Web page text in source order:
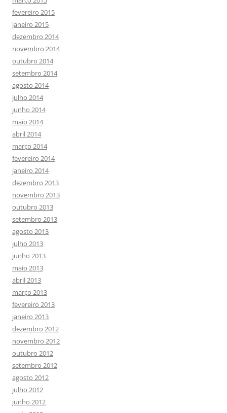
fevereiro 2015
janeiro 2015
dezembro 2014
novembro 2014
outubro 2014
setembro 2014
agosto 2014
julho 2014
junho 2014
maio 2014
abril 2014
março 2014
fevereiro 2014
janeiro 2014
dezembro 2013
novembro 2013
outubro 2013
setembro 2013
agosto 2013
julho 2013
junho 2013
maio 2013
abril 2013
março 2013
fevereiro 2013
janeiro 2013
dezembro 2012
novembro 2012
outubro 2012
setembro 2012
agosto 2012
julho 2012
junho 2012